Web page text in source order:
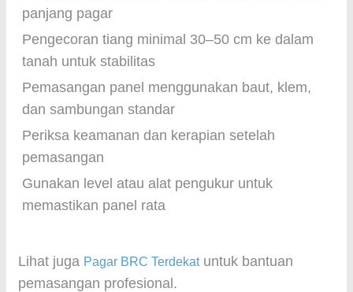
panjang pagar
Pengecoran tiang minimal 30–50 cm ke dalam
tanah untuk stabilitas
Pemasangan panel menggunakan baut, klem,
dan sambungan standar
Periksa keamanan dan kerapian setelah
pemasangan
Gunakan level atau alat pengukur untuk
memastikan panel rata
Lihat juga Pagar BRC Terdekatuntuk bantuan
pemasangan profesional.